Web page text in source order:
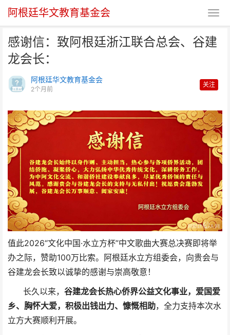
阿根廷华文教育基金会
感谢信：致阿根廷浙江联合总会、谷建
龙会长：
阿根廷华文教育基金会
2个月前
关注
值此2026“文化中国·水立方杯”中文歌曲大赛总决赛即将举
办之际，赞助100万比索。阿根廷水立方组委会，向贵会与
谷建龙会长致以诚挚的感谢与崇高敬意！
长久以来， 谷建龙会长热心侨界公益文化事业，爱国爱
乡、胸怀大爱，积极出钱出力、慷慨相助，全力支持本次水
立方大赛顺利开展。
感谢信：致阿根廷浙江联合总会、
谷建龙会长：